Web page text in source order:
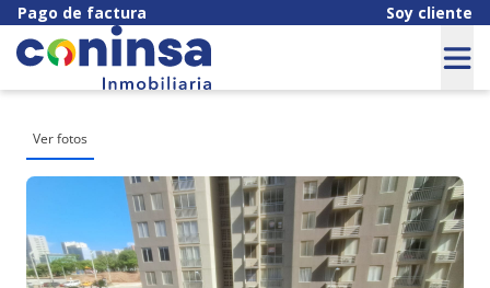
Pago de factura Soy cliente
Ver fotos